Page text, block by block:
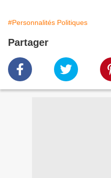
#Personnalités Politiques
Partager